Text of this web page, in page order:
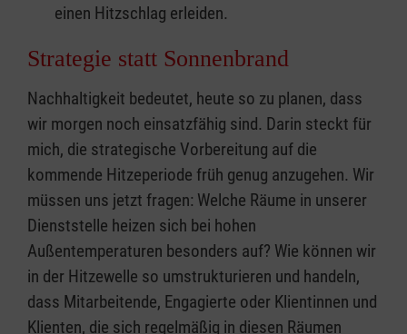
einen Hitzschlag erleiden.
Strategie statt Sonnenbrand
Nachhaltigkeit bedeutet, heute so zu planen, dass
wir morgen noch einsatzfähig sind. Darin steckt für
mich, die strategische Vorbereitung auf die
kommende Hitzeperiode früh genug anzugehen. Wir
müssen uns jetzt fragen: Welche Räume in unserer
Dienststelle heizen sich bei hohen
Außentemperaturen besonders auf? Wie können wir
in der Hitzewelle so umstrukturieren und handeln,
dass Mitarbeitende, Engagierte oder Klientinnen und
Klienten, die sich regelmäßig in diesen Räumen